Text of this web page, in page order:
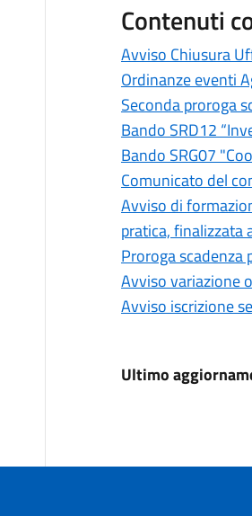
Contenuti
Avviso Chiusura
Ordinanze eventi
Seconda proroga
Bando SRD12
Bando SRG07
Comunicato del
Avviso di
pratica, finalizzata
Proroga
Avviso variazione
Avviso iscrizione
Ultimo